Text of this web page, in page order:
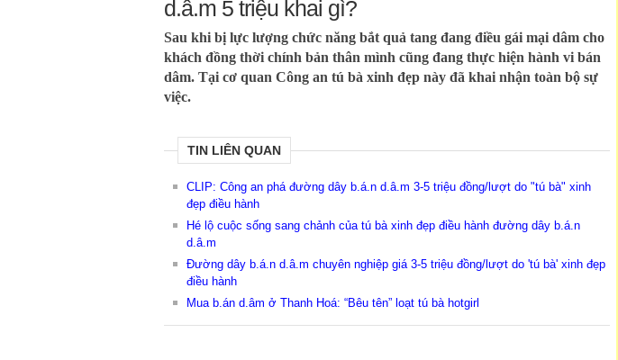
d.â.m 5 triệu khai gì?
Sau khi bị lực lượng chức năng bắt quả tang đang điều gái mại dâm cho
khách đồng thời chính bản thân mình cũng đang thực hiện hành vi bán
dâm. Tại cơ quan Công an tú bà xinh đẹp này đã khai nhận toàn bộ sự
việc.
TIN LIÊN QUAN
CLIP: Công an phá đường dây b.á.n d.â.m 3-5 triệu đồng/lượt do "tú bà" xinh
đẹp điều hành
Hé lộ cuộc sống sang chảnh của tú bà xinh đẹp điều hành đường dây b.á.n
d.â.m
Đường dây b.á.n d.â.m chuyên nghiệp giá 3-5 triệu đồng/lượt do 'tú bà' xinh đẹp
điều hành
Mua b.án d.âm ở Thanh Hoá: “Bêu tên” loạt tú bà hotgirl